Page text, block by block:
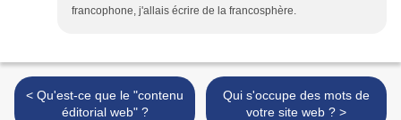
francophone, j'allais écrire de la francosphère.
< Qu'est-ce que le "contenu
éditorial web" ?
Qui s'occupe des mots de
votre site web ? >